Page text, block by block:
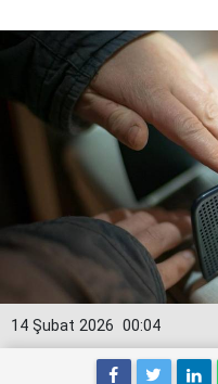
00:04
14 Şubat 2026